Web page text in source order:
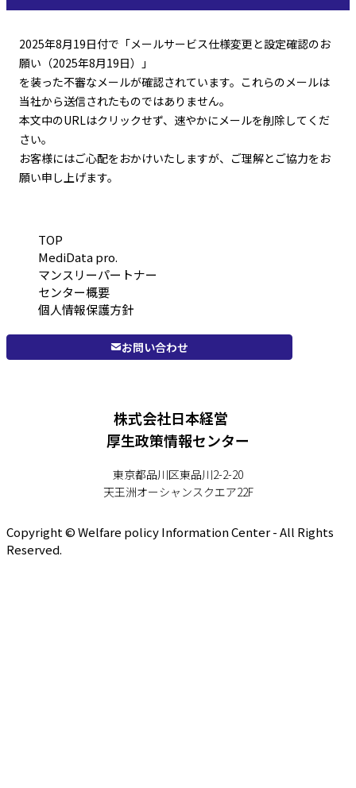
2025年8月19日付で「メールサービス仕様変更と設定確認のお
願い（2025年8月19日）」
を装った不審なメールが確認されています。これらのメールは
当社から送信されたものではありません。
本文中のURLはクリックせず、速やかにメールを削除してくだ
さい。
お客様にはご心配をおかけいたしますが、ご理解とご協力をお
願い申し上げます。
TOP
MediData pro.
マンスリーパートナー
センター概要
個人情報保護方針
お問い合わせ
株式会社日本経営
厚生政策情報センター
東京都品川区東品川2-2-20
天王洲オーシャンスクエア22F
Copyright © Welfare policy Information Center - All Rights
Reserved.